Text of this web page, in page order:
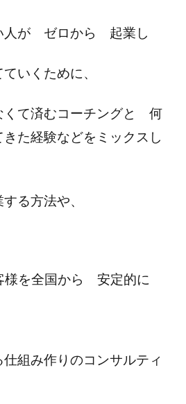
人が ゼロから 起業し
いくために、
くて済むコーチングと 何
た経験などをミックスし
る方法や、
を全国から 安定的に
組み作りのコンサルティ